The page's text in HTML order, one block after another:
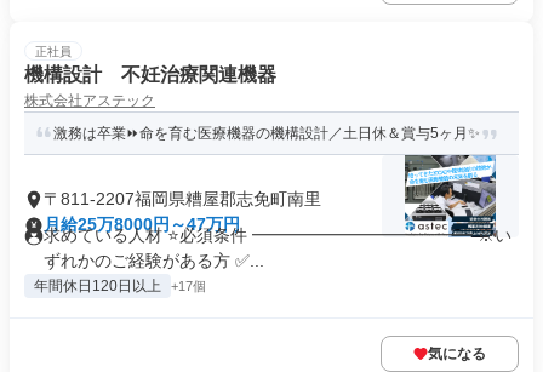
正社員
機構設計 不妊治療関連機器
株式会社アステック
激務は卒業⏩命を育む医療機器の機構設計／土日休＆賞与5ヶ月✨
〒811-2207福岡県糟屋郡志免町南里
月給25万8000円～47万円
求めている人材 ⭐必須条件 ━━━━━━━━━━━━━ ※い
ずれかのご経験がある方 ✅...
年間休日120日以上 +17個
気になる